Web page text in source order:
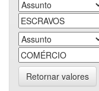
Retornar valores